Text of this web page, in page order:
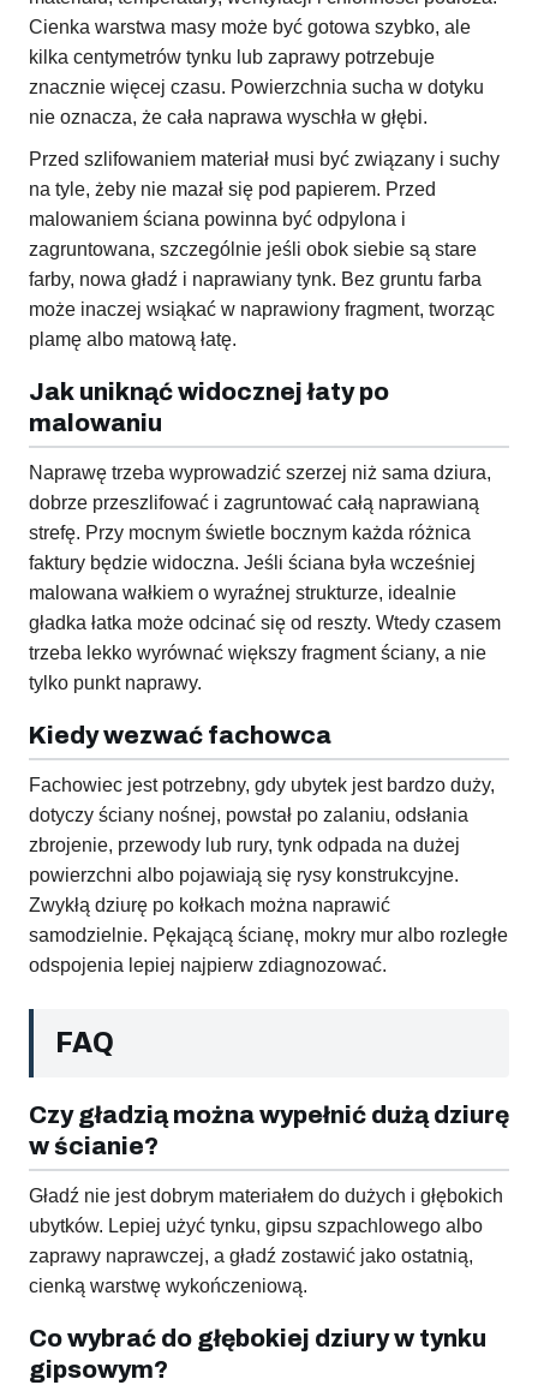
Cienka warstwa masy może być gotowa szybko, ale
kilka centymetrów tynku lub zaprawy potrzebuje
znacznie więcej czasu. Powierzchnia sucha w dotyku
nie oznacza, że cała naprawa wyschła w głębi.
Przed szlifowaniem materiał musi być związany i suchy
na tyle, żeby nie mazał się pod papierem. Przed
malowaniem ściana powinna być odpylona i
zagruntowana, szczególnie jeśli obok siebie są stare
farby, nowa gładź i naprawiany tynk. Bez gruntu farba
może inaczej wsiąkać w naprawiony fragment, tworząc
plamę albo matową łatę.
Jak uniknąć widocznej łaty po
malowaniu
Naprawę trzeba wyprowadzić szerzej niż sama dziura,
dobrze przeszlifować i zagruntować całą naprawianą
strefę. Przy mocnym świetle bocznym każda różnica
faktury będzie widoczna. Jeśli ściana była wcześniej
malowana wałkiem o wyraźnej strukturze, idealnie
gładka łatka może odcinać się od reszty. Wtedy czasem
trzeba lekko wyrównać większy fragment ściany, a nie
tylko punkt naprawy.
Kiedy wezwać fachowca
Fachowiec jest potrzebny, gdy ubytek jest bardzo duży,
dotyczy ściany nośnej, powstał po zalaniu, odsłania
zbrojenie, przewody lub rury, tynk odpada na dużej
powierzchni albo pojawiają się rysy konstrukcyjne.
Zwykłą dziurę po kołkach można naprawić
samodzielnie. Pękającą ścianę, mokry mur albo rozległe
odspojenia lepiej najpierw zdiagnozować.
FAQ
Czy gładzią można wypełnić dużą dziurę
w ścianie?
Gładź nie jest dobrym materiałem do dużych i głębokich
ubytków. Lepiej użyć tynku, gipsu szpachlowego albo
zaprawy naprawczej, a gładź zostawić jako ostatnią,
cienką warstwę wykończeniową.
Co wybrać do głębokiej dziury w tynku
gipsowym?